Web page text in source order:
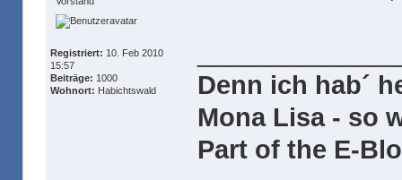
Registriert: 10. Feb 2010
15:57
Beiträge: 1000
Wohnort: Habichtswald
Denn ich hab´
Mona Lisa - so
Part of the E-